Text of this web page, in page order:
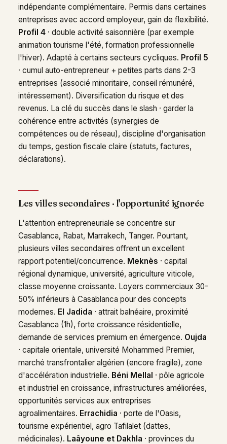
indépendante complémentaire. Permis dans certaines
entreprises avec accord employeur, gain de flexibilité.
Profil 4 · double activité saisonnière (par exemple
animation tourisme l'été, formation professionnelle
l'hiver). Adapté à certains secteurs cycliques. Profil 5
· cumul auto-entrepreneur + petites parts dans 2-3
entreprises (associé minoritaire, conseil rémunéré,
intéressement). Diversification du risque et des
revenus. La clé du succès dans le slash · garder la
cohérence entre activités (synergies de
compétences ou de réseau), discipline d'organisation
du temps, gestion fiscale claire (statuts, factures,
déclarations).
Les villes secondaires · l'opportunité ignorée
L'attention entrepreneuriale se concentre sur
Casablanca, Rabat, Marrakech, Tanger. Pourtant,
plusieurs villes secondaires offrent un excellent
rapport potentiel/concurrence. Meknès · capital
régional dynamique, université, agriculture viticole,
classe moyenne croissante. Loyers commerciaux 30-
50% inférieurs à Casablanca pour des concepts
modernes. El Jadida · attrait balnéaire, proximité
Casablanca (1h), forte croissance résidentielle,
demande de services premium en émergence. Oujda
· capitale orientale, université Mohammed Premier,
marché transfrontalier algérien (encore fragile), zone
d'accélération industrielle. Béni Mellal · pôle agricole
et industriel en croissance, infrastructures améliorées,
opportunités services aux entreprises
agroalimentaires. Errachidia · porte de l'Oasis,
tourisme expérientiel, agro Tafilalet (dattes,
médicinales). Laâyoune et Dakhla · provinces du